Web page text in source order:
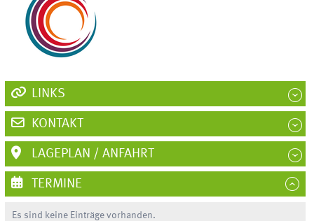
LINKS
KONTAKT
LAGEPLAN / ANFAHRT
TERMINE
Es sind keine Einträge vorhanden.